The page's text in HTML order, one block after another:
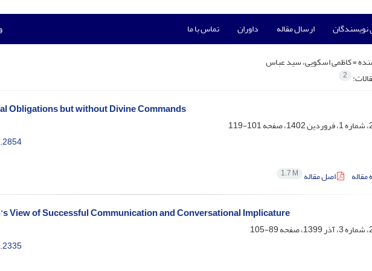
نویسندگان ارسال مقاله داوران تماس با ما
=کاظمی اسکویی، سید عباس
2
Obligations but without Divine Commands
101-119
اصل مقاله 1.7 M
View of Successful Communication and Conversational Implicature
89-105